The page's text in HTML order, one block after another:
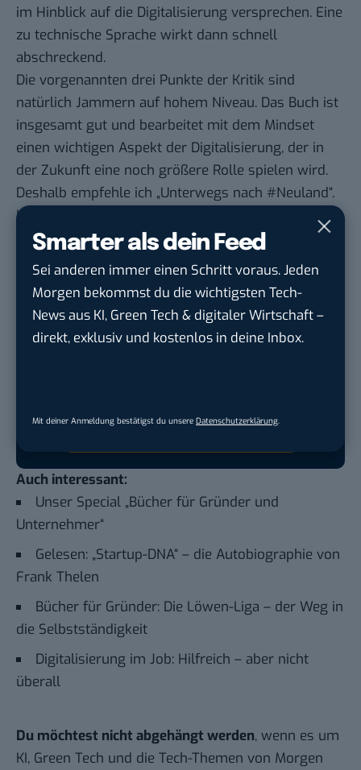
Smarter als dein Feed
Sei anderen immer einen Schritt voraus. Jeden
Morgen bekommst du die wichtigsten Tech-
News aus KI, Green Tech & digitaler Wirtschaft –
direkt, exklusiv und kostenlos in deine Inbox.
Mit deiner Anmeldung bestätigst du unsere Datenschutzerklärung
im Hinblick auf die Digitalisierung versprechen. Eine
zu technische Sprache wirkt dann schnell
abschreckend.
Die vorgenannten drei Punkte der Kritik sind
natürlich Jammern auf hohem Niveau. Das Buch ist
insgesamt gut und bearbeitet mit dem Mindset
einen wichtigen Aspekt der Digitalisierung, der in
der Zukunft eine noch größere Rolle spielen wird.
Deshalb empfehle ich „Unterwegs nach #Neuland“.
Keine Produkte gefunden.
Google lässt dich jetzt selbst bestimmen,
welche Quellen du in der Suche häufiger
siehst. Mit zwei schnellen Klicks kannst du
Auch interessant:
Unser Special „Bücher für Gründer und
Unternehmer“
Gelesen: „Startup-DNA“ – die Autobiographie von
Frank Thelen
Bücher für Gründer: Die Löwen-Liga – der Weg in
die Selbstständigkeit
Digitalisierung im Job: Hilfreich – aber nicht
überall
Du möchtest nicht abgehängt werden, wenn es um
KI, Green Tech und die Tech-Themen von Morgen